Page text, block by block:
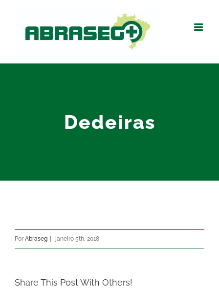
Dedeiras
Por Abraseg janeiro 5th, 2018
Share This Post With Others!